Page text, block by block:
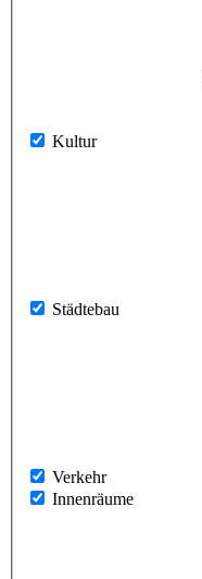
Kultur
Städtebau
Verkehr
Innenräume